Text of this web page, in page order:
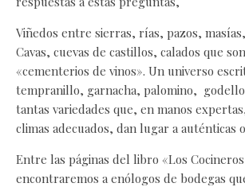
Viñedos entre sierras, rías, pazos,
Cavas, cuevas de castillos, calados que
«cementerios de vinos». Un universo
tempranillo, garnacha, palomino,
tantas variedades que, en manos
climas adecuados, dan lugar a auténticas
Entre las páginas del libro «Los
encontraremos a enólogos de bodegas